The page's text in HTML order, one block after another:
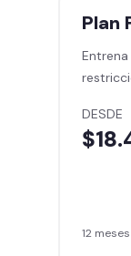
Plan
DESDE
12